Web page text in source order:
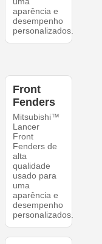
aparência e
desempenho
personalizados.
Front
Fenders
Mitsubishi™
Lancer
Front
Fenders de
alta
qualidade
usado para
uma
aparência e
desempenho
personalizados.